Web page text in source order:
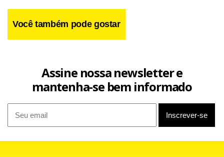
Você também pode gostar
Assine nossa newsletter e
mantenha-se bem informado